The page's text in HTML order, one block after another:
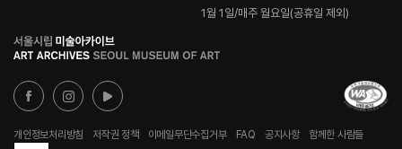
1월 1일/매주 월요일(공휴일 제외)
로
고
개인정보처리방침 저작권 정책 이메일무단수집거부 FAQ 공지사항
함께한 사람들